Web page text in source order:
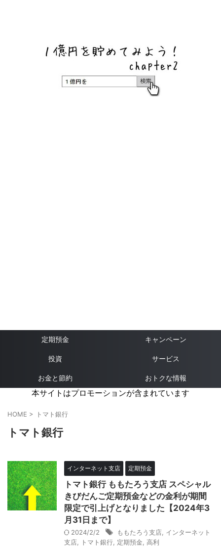
定期預金 キャンペーン
投資 サービス
お金と節約 おトクな情報
本サイトはプロモーションが含まれています
HOME > トマト銀行
トマト銀行
インターネット支店 定期預金
トマト銀行 ももたろう支店 スペシャル
きびだんご定期預金などの金利が期間
限定で引上げとなりました【2024年3
月31日まで】
2024/2/2 ももたろう支店 インターネット
支店
トマト銀行 定期預金 高利